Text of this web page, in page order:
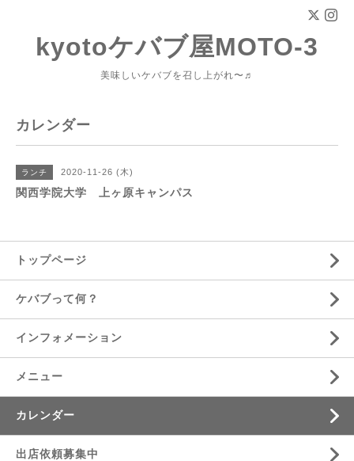
kyotoケバブ屋MOTO-3
美味しいケバブを召し上がれ〜♬
カレンダー
ランチ 2020-11-26 (木)
関西学院大学 上ヶ原キャンパス
トップページ
ケバブって何？
インフォメーション
メニュー
カレンダー
出店依頼募集中